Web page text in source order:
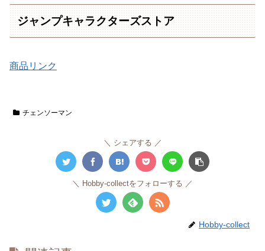
ジャンプキャラクターズストア
商品リンク
チェンソーマン
シェアする
Hobby-collectをフォローする
Hobby-collect